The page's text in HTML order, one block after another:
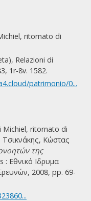
ritornato di
Relazioni di
1r-8v. 1582.
patrimonio/0...
Michiel, ritornato di
Κώστας
της
: Εθνικό Ιδρυμα
2008, pp. 69-